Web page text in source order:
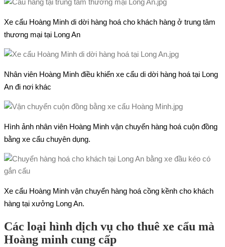
Xe cẩu Hoàng Minh di dời hàng hoá cho khách hàng ở trung tâm
thương mại tại Long An
Nhân viên Hoàng Minh điều khiển xe cẩu di dời hàng hoá tại Long
An đi nơi khác
Hình ảnh nhân viên Hoàng Minh vận chuyển hàng hoá cuộn đồng
bằng xe cẩu chuyên dụng.
Xe cẩu Hoàng Minh vận chuyển hàng hoá cồng kềnh cho khách
hàng tại xưởng Long An.
Các loại hình dịch vụ cho thuê xe cẩu mà
Hoàng minh cung cấp